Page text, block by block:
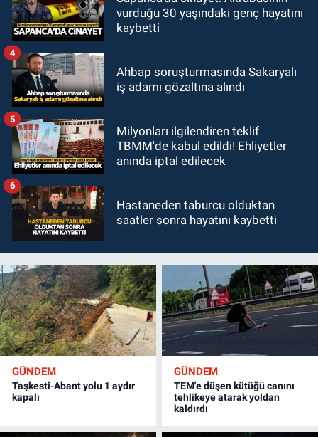
vurduğu 30 yaşındaki genç hayatını
kaybetti
Ahbap soruşturmasında Sakaryalı
iş adamı gözaltına alındı
4
Milyonları ilgilendiren teklif
TBMM'de kabul edildi! Ehliyetler
anında iptal edilecek
5
Hastaneden taburcu olduktan
saatler sonra hayatını kaybetti
6
GÜNDEM
Taşkesti-Abant yolu 1 aydır
kapalı
GÜNDEM
TEM'e düşen kütüğü canını
tehlikeye atarak yoldan
kaldırdı